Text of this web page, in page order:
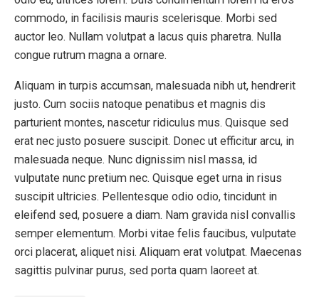
commodo, in facilisis mauris scelerisque. Morbi sed
auctor leo. Nullam volutpat a lacus quis pharetra. Nulla
congue rutrum magna a ornare.
Aliquam in turpis accumsan, malesuada nibh ut, hendrerit
justo. Cum sociis natoque penatibus et magnis dis
parturient montes, nascetur ridiculus mus. Quisque sed
erat nec justo posuere suscipit. Donec ut efficitur arcu, in
malesuada neque. Nunc dignissim nisl massa, id
vulputate nunc pretium nec. Quisque eget urna in risus
suscipit ultricies. Pellentesque odio odio, tincidunt in
eleifend sed, posuere a diam. Nam gravida nisl convallis
semper elementum. Morbi vitae felis faucibus, vulputate
orci placerat, aliquet nisi. Aliquam erat volutpat. Maecenas
sagittis pulvinar purus, sed porta quam laoreet at.